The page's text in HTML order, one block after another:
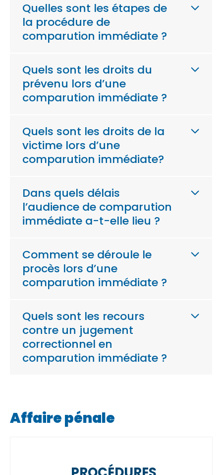
Quelles sont les étapes de
la procédure de
comparution immédiate ?
Quels sont les droits du
prévenu lors d’une
comparution immédiate ?
Quels sont les droits de la
victime lors d’une
comparution immédiate?
Dans quels délais
l’audience de comparution
immédiate a-t-elle lieu ?
Comment se déroule le
procès lors d’une
comparution immédiate ?
Quels sont les recours
contre un jugement
correctionnel en
comparution immédiate ?
Affaire pénale